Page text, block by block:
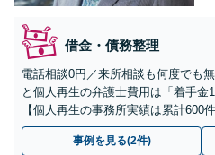
借金・債務整理
電話相談0円／来所相談も何度でも
と個人再生の弁護士費用は「着手金
【個人再生の事務所実績は累計600
富【休日・夜間OK】オンライン相
事例を見る(2件)